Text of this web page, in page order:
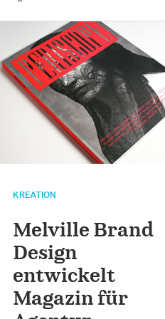
KREATION
Melville Brand
Design
entwickelt
Magazin für